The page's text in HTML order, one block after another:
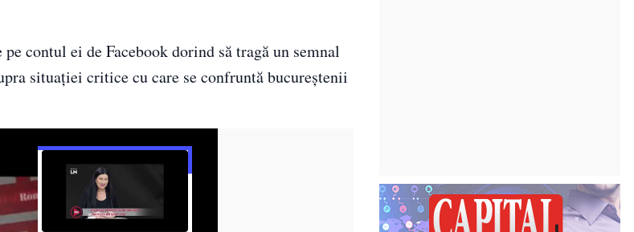
contul ei de Facebook dorind să tragă un semnal
situației critice cu care se confruntă bucureștenii